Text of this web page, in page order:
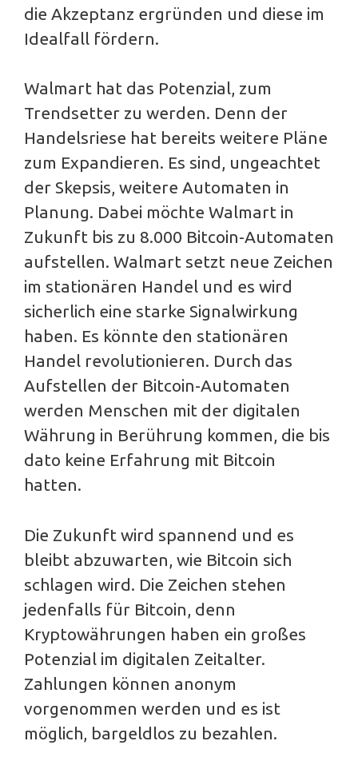
die Akzeptanz ergründen und diese im
Idealfall fördern.
Walmart hat das Potenzial, zum
Trendsetter zu werden. Denn der
Handelsriese hat bereits weitere Pläne
zum Expandieren. Es sind, ungeachtet
der Skepsis, weitere Automaten in
Planung. Dabei möchte Walmart in
Zukunft bis zu 8.000 Bitcoin-Automaten
aufstellen. Walmart setzt neue Zeichen
im stationären Handel und es wird
sicherlich eine starke Signalwirkung
haben. Es könnte den stationären
Handel revolutionieren. Durch das
Aufstellen der Bitcoin-Automaten
werden Menschen mit der digitalen
Währung in Berührung kommen, die bis
dato keine Erfahrung mit Bitcoin
hatten.
Die Zukunft wird spannend und es
bleibt abzuwarten, wie Bitcoin sich
schlagen wird. Die Zeichen stehen
jedenfalls für Bitcoin, denn
Kryptowährungen haben ein großes
Potenzial im digitalen Zeitalter.
Zahlungen können anonym
vorgenommen werden und es ist
möglich, bargeldlos zu bezahlen.